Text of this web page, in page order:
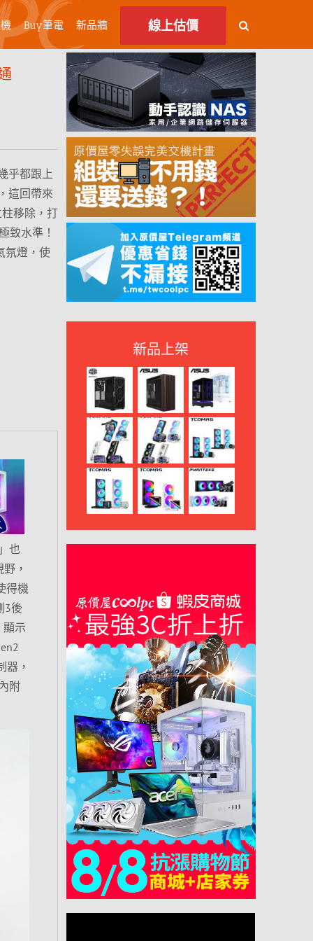
Buy筆電 新品牆 線上估價
乎都跟上
這回帶來
移除，打
致水準！
氛燈，使
也
，
得機
3後
顯示
器，
附
新品上架